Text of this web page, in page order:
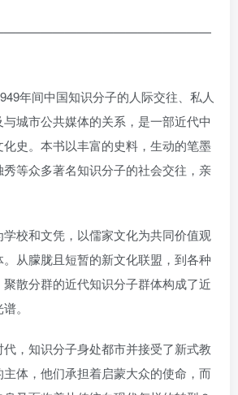
年间中国知识分子的人际交往、私人
城市公共媒体的关系，是一部近代中
史。本书以丰富的史料，生动的笔墨
等众多著名知识分子的社会交往，亲
校和文凭，以儒家文化为共同价值观
从朦胧且短暂的新文化联盟，到各种
散分群的近代知识分子群体构成了近
。
，知识分子身处都市并接受了新式教
体，他们承担着启蒙大众的使命，而